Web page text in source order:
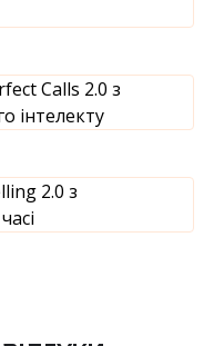
Calls 2.0 з
інтелекту
2.0 з